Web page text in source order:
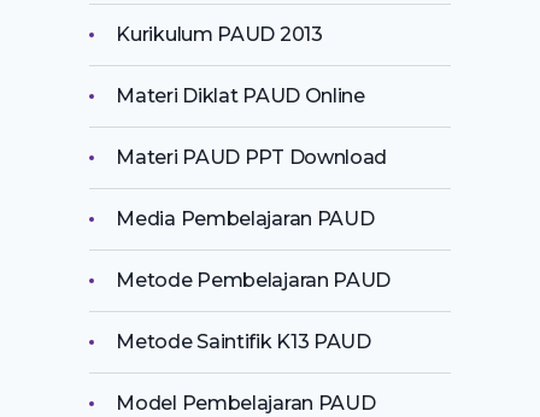
Kurikulum PAUD 2013
Materi Diklat PAUD Online
Materi PAUD PPT Download
Media Pembelajaran PAUD
Metode Pembelajaran PAUD
Metode Saintifik K13 PAUD
Model Pembelajaran PAUD